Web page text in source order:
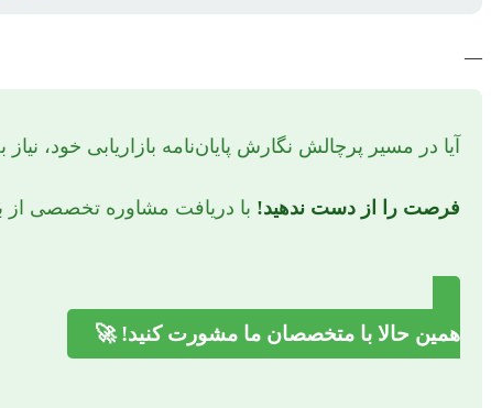
—
آیا در مسیر پرچالش نگارش پایان‌نامه بازاریابی خود،
فرصت را از دست ندهید! با دریافت مشاوره تخصصی از
همین حالا با متخصصان ما مشورت کنید! 🚀